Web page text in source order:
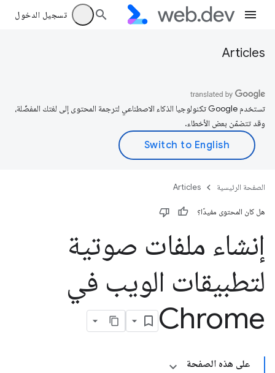
تسجيل الدخول
Articles
تستخدم Google تكنولوجيا الذكاء الاصطناعي لترجمة المحتوى إلى لغتك المفضّلة،
وقد تتضمّن بعض الأخطاء.
الصفحة الرئيسية Articles
هل كان المحتوى مفيدًا؟
إنشاء ملفات صوتية
لتطبيقات الويب في
Chrome
على هذه الصفحة